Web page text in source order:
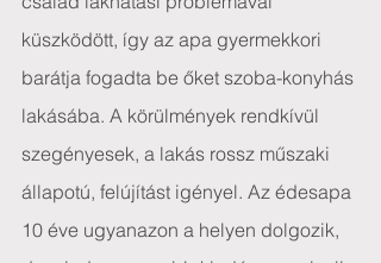
küszködött, így az apa gyermekkori
barátja fogadta be őket szoba-konyhás
lakásába. A körülmények rendkívül
szegényesek, a lakás rossz műszaki
állapotú, felújítást igényel. Az édesapa
10 éve ugyanazon a helyen dolgozik,